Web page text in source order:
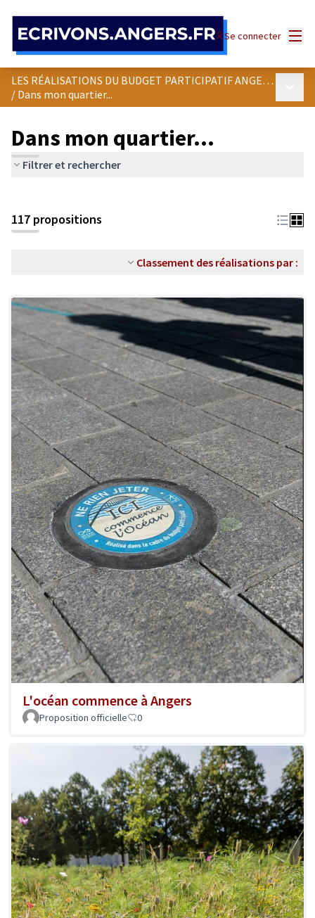
Se connecter
LES RÉALISATIONS DU BUDGET PARTICIPATIF ANGEVIN
/ Dans mon quartier...
Dans mon quartier...
Filtrer et rechercher
+
−
117 propositions
Classement des réalisations par :
L'océan commence à Angers
Proposition officielle 0